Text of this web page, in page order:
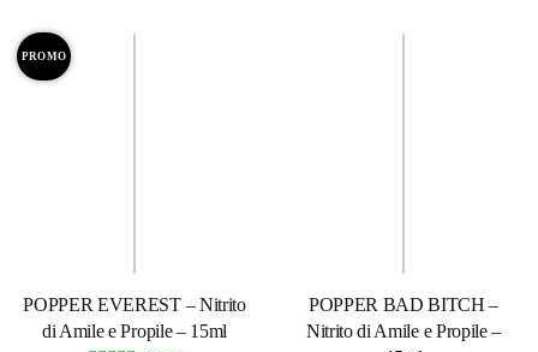
PROMO
POPPER EVEREST – Nitrito
di Amile e Propile – 15ml
POPPER BAD BITCH –
Nitrito di Amile e Propile –